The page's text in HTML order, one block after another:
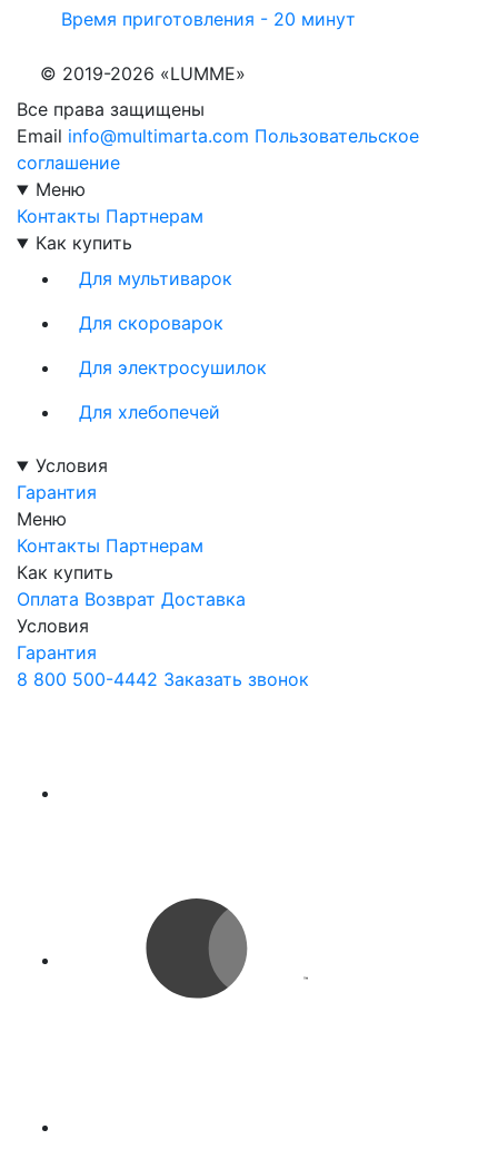
Время приготовления - 20 минут
© 2019-2026 «LUMME»
Все права защищены
Email info@multimarta.com Пользовательское
соглашение
Меню
Контакты Партнерам
Как купить
Для мультиварок
Для скороварок
Для электросушилок
Для хлебопечей
Условия
Гарантия
Меню
Контакты Партнерам
Как купить
Оплата Возврат Доставка
Условия
Гарантия
8 800 500-4442 Заказать звонок